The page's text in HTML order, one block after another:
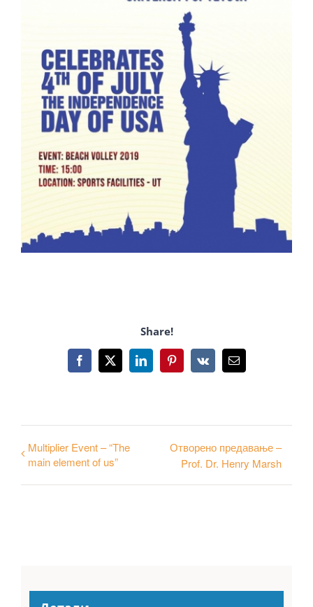
Share!
Facebook
X LinkedInPinterest
Vk Email
Multiplier Event – “The
main element of us”
Отворено предавање –
Prof. Dr. Henry Marsh